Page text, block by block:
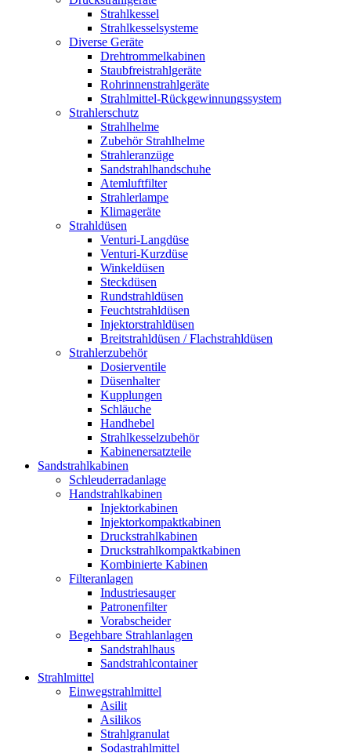
Strahlkessel
Strahlkesselsysteme
Diverse Geräte
Drehtrommelkabinen
Staubfreistrahlgeräte
Rohrinnenstrahlgeräte
Strahlmittel-Rückgewinnungssystem
Strahlerschutz
Strahlhelme
Zubehör Strahlhelme
Strahleranzüge
Sandstrahlhandschuhe
Atemluftfilter
Strahlerlampe
Klimageräte
Strahldüsen
Venturi-Langdüse
Venturi-Kurzdüse
Winkeldüsen
Steckdüsen
Rundstrahldüsen
Feuchtstrahldüsen
Injektorstrahldüsen
Breitstrahldüsen / Flachstrahldüsen
Strahlerzubehör
Dosierventile
Düsenhalter
Kupplungen
Schläuche
Handhebel
Strahlkesselzubehör
Kabinenersatzteile
Sandstrahlkabinen
Schleuderradanlage
Handstrahlkabinen
Injektorkabinen
Injektorkompaktkabinen
Druckstrahlkabinen
Druckstrahlkompaktkabinen
Kombinierte Kabinen
Filteranlagen
Industriesauger
Patronenfilter
Vorabscheider
Begehbare Strahlanlagen
Sandstrahlhaus
Sandstrahlcontainer
Strahlmittel
Einwegstrahlmittel
Asilit
Asilikos
Strahlgranulat
Sodastrahlmittel